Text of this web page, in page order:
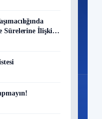
Sürelerine İlişkin